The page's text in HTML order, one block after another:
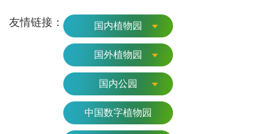
友情链接： 国内植物园
国外植物园
国内公园
中国数字植物园